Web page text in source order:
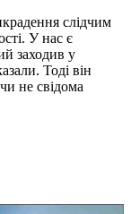
слідчим
У нас є
заходив у
Тоді він
не свідома